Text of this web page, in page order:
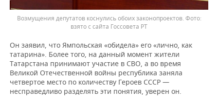
Возмущения депутатов коснулись обоих законопроектов.
взято с сайта Госсовета РТ
Он заявил, что Ямпольская «обидела» его «лично, как
татарина». Более того, на данный момент жители
Татарстана принимают участие в СВО, а во время
Великой Отечественной войны республика заняла
четвертое место по количеству Героев СССР —
несправедливо разделять эти понятия, уверен он.